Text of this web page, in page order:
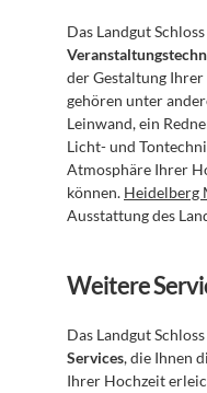
Das Landgut
der Gestaltung
gehören unter
Leinwand, ein
Licht- und
Atmosphäre Ihrer
können. Heidelberg
Ausstattung des
Weitere
Das Landgut
Services, die Ihnen
Ihrer Hochzeit